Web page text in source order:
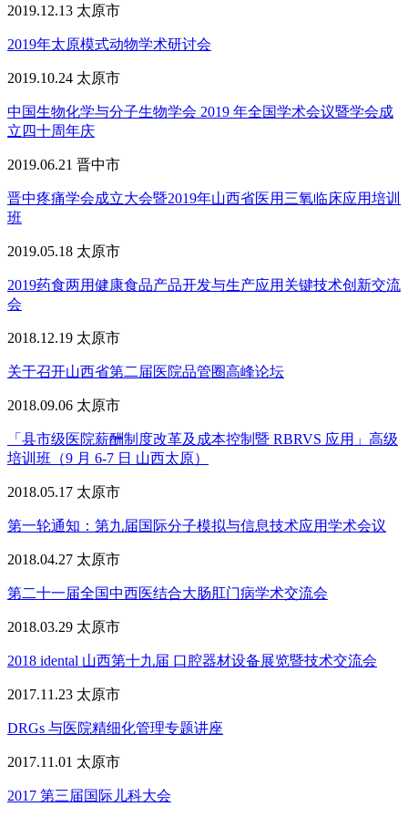
2019.12.13 太原市
2019年太原模式动物学术研讨会
2019.10.24 太原市
中国生物化学与分子生物学会 2019 年全国学术会议暨学会成
立四十周年庆
2019.06.21 晋中市
晋中疼痛学会成立大会暨2019年山西省医用三氧临床应用培训
班
2019.05.18 太原市
2019药食两用健康食品产品开发与生产应用关键技术创新交流
会
2018.12.19 太原市
关于召开山西省第二届医院品管圈高峰论坛
2018.09.06 太原市
「县市级医院薪酬制度改革及成本控制暨 RBRVS 应用」高级
培训班（9 月 6-7 日 山西太原）
2018.05.17 太原市
第一轮通知：第九届国际分子模拟与信息技术应用学术会议
2018.04.27 太原市
第二十一届全国中西医结合大肠肛门病学术交流会
2018.03.29 太原市
2018 idental 山西第十九届 口腔器材设备展览暨技术交流会
2017.11.23 太原市
DRGs 与医院精细化管理专题讲座
2017.11.01 太原市
2017 第三届国际儿科大会